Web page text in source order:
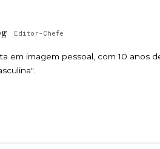
Editor-Chefe
em imagem pessoal, com 10 anos